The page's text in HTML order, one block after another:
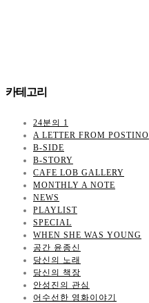
카테고리
24분의 1
A LETTER FROM POSTINO
B-SIDE
B-STORY
CAFE LOB GALLERY
MONTHLY A NOTE
NEWS
PLAYLIST
SPECIAL
WHEN SHE WAS YOUNG
공간 윤종신
당신의 노래
당신의 책장
안성진의 관심
어수선한 영화이야기